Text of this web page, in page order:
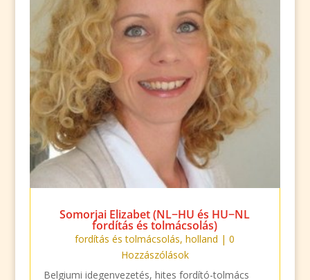
Somorjai Elizabet (NL−HU és HU−NL
fordítás és tolmácsolás)
fordítás és tolmácsolás,holland | 0
Hozzászólások
Belgiumi idegenvezetés, hites fordító-tolmács